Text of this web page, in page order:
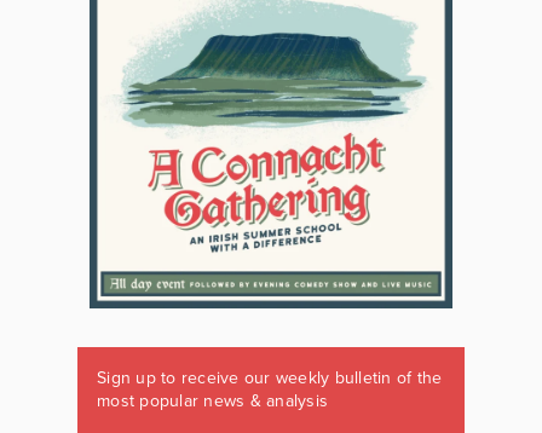
Sign up to receive our weekly bulletin of the
most popular news & analysis